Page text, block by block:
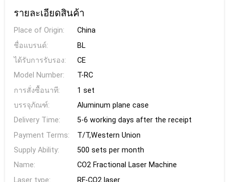
รายละเอียดสินค้า
Place of Origin:
China
ชื่อแบรนด์:
BL
ได้รับการรับรอง:
CE
Model Number:
T-RC
การสั่งซื้อนาที:
1 set
บรรจุภัณฑ์:
Aluminum plane case
Delivery Time:
5-6 working days after the receipt
Payment Terms:
T/T,Western Union
Supply Ability:
500 sets per month
Name:
CO2 Fractional Laser Machine
Laser type:
RF-CO2 laser